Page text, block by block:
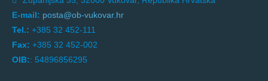
E-mail: posta@ob-vukovar.hr
Tel.: +385 32 452-111
Fax: +385 32 452-002
OIB:: 54896856295